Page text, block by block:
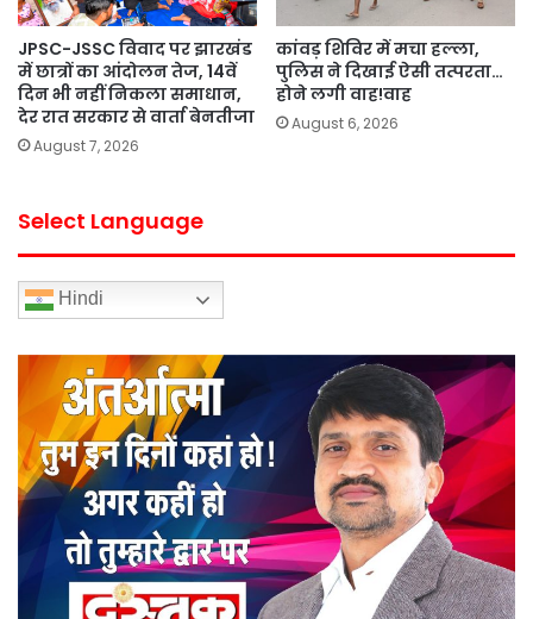
JPSC-JSSC विवाद पर झारखंड
में छात्रों का आंदोलन तेज, 14वें
दिन भी नहीं निकला समाधान,
देर रात सरकार से वार्ता बेनतीजा
August 7, 2026
कांवड़ शिविर में मचा हल्ला,
पुलिस ने दिखाई ऐसी तत्परता…
होने लगी वाह!वाह
August 6, 2026
Select Language
Hindi